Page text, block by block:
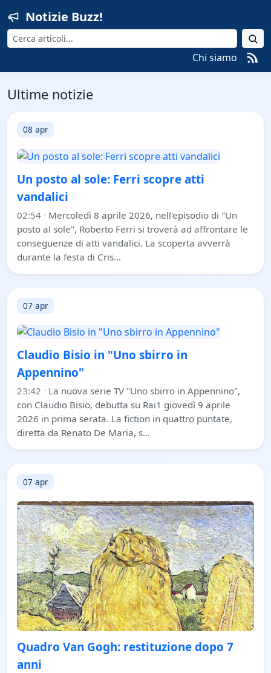
Notizie Buzz!
Cerca
Chi siamo
Ultime notizie
08 apr
Un posto al sole: Ferri scopre atti
vandalici
02:54 · Mercoledì 8 aprile 2026, nell'episodio di "Un
posto al sole", Roberto Ferri si troverà ad affrontare le
conseguenze di atti vandalici. La scoperta avverrà
durante la festa di Cris…
07 apr
Claudio Bisio in "Uno sbirro in
Appennino"
23:42 · La nuova serie TV "Uno sbirro in Appennino",
con Claudio Bisio, debutta su Rai1 giovedì 9 aprile
2026 in prima serata. La fiction in quattro puntate,
diretta da Renato De Maria, s…
07 apr
Quadro Van Gogh: restituzione dopo 7
anni